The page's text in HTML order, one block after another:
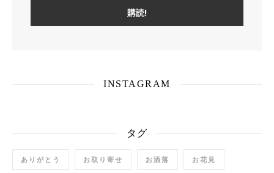
INSTAGRAM
タグ
ありがとう お取り寄せ お洒落 お花見